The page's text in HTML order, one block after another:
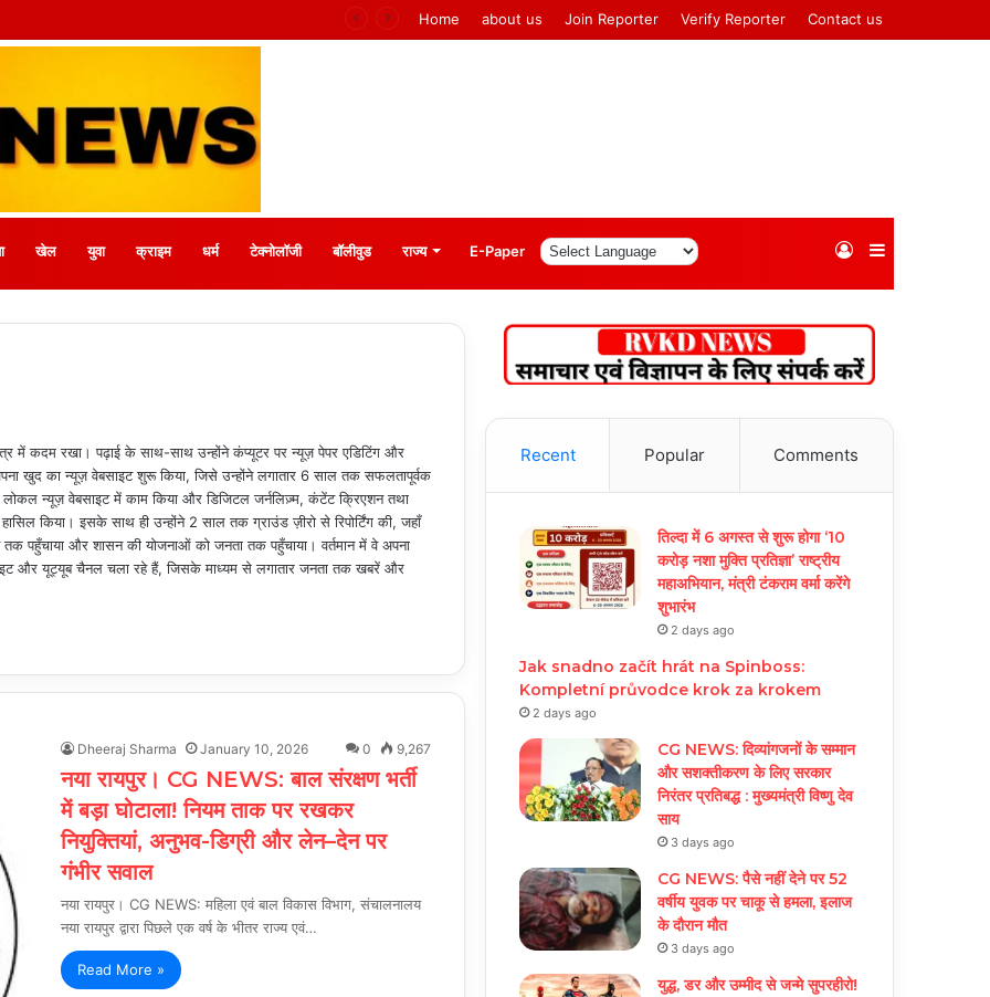
Home about us Join Reporter Verify Reporter Contact us
खेल युवा क्राइम धर्म टेक्नोलॉजी बॉलीवुड राज्य E-Paper Sidebar
Log
में कदम रखा। पढ़ाई के साथ-साथ उन्होंने कंप्यूटर पर न्यूज़ पेपर एडिटिंग और
खुद का न्यूज़ वेबसाइट शुरू किया, जिसे उन्होंने लगातार 6 साल तक सफलतापूर्वक
न्यूज़ वेबसाइट में काम किया और डिजिटल जर्नलिज़्म, कंटेंट क्रिएशन तथा
किया। इसके साथ ही उन्होंने 2 साल तक ग्राउंड ज़ीरो से रिपोर्टिंग की, जहाँ
पहुँचाया और शासन की योजनाओं को जनता तक पहुँचाया। वर्तमान में वे अपना
और यूट्यूब चैनल चला रहे हैं, जिसके माध्यम से लगातार जनता तक खबरें और
Dheeraj Sharma January 10, 2026 0 9,267
नया रायपुर। CG NEWS: बाल संरक्षण भर्ती
में बड़ा घोटाला! नियम ताक पर रखकर
नियुक्तियां, अनुभव-डिग्री और लेन–देन पर
गंभीर सवाल
नया रायपुर। CG NEWS: महिला एवं बाल विकास विभाग, संचालनालय
नया रायपुर द्वारा पिछले एक वर्ष के भीतर राज्य एवं…
Read More »
Recent Popular Comments
तिल्दा में 6 अगस्त से शुरू होगा ‘10
करोड़ नशा मुक्ति प्रतिज्ञा’ राष्ट्रीय
महाअभियान, मंत्री टंकराम वर्मा करेंगे
शुभारंभ
2 days ago
Jak snadno začít hrát na Spinboss:
Kompletní průvodce krok za krokem
2 days ago
CG NEWS: दिव्यांगजनों के सम्मान
और सशक्तीकरण के लिए सरकार
निरंतर प्रतिबद्ध : मुख्यमंत्री विष्णु देव
साय
3 days ago
CG NEWS: पैसे नहीं देने पर 52
वर्षीय युवक पर चाकू से हमला, इलाज
के दौरान मौत
3 days ago
युद्ध, डर और उम्मीद से जन्मे सुपरहीरो!